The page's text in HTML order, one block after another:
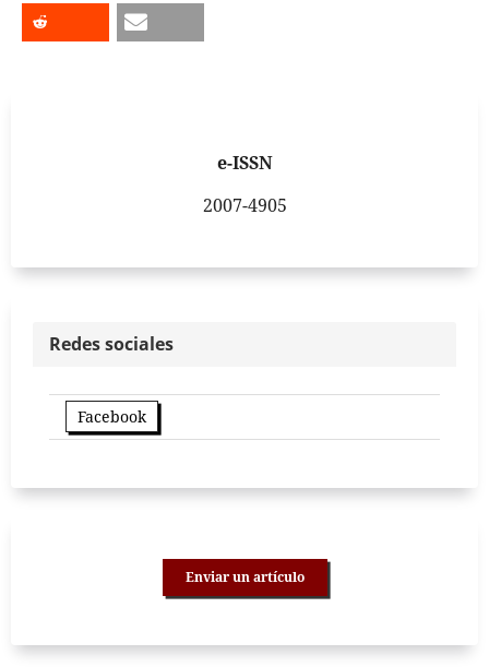
e-ISSN
2007-4905
Redes sociales
Facebook
Enviar un artículo